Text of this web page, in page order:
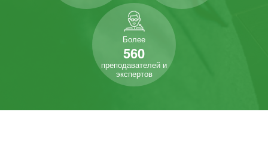
Более
560
преподавателей и
экспертов